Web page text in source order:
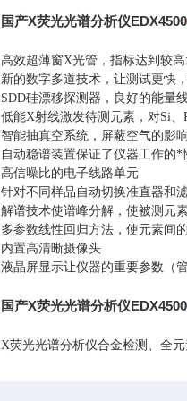
国产X荧光光谱分析仪
高效超薄窗X光管，指标达到较
新的数字多道技术，让测试更快
SDD硅漂移探测器，良好的能量
低能X射线激发待测元素，对Si
智能抽真空系统，屏蔽空气的影
自动稳谱装置保证了仪器工作的*
高信噪比的电子线路单元
针对不同样品自动切换准直器和
解谱技术使谱峰分解，使被测元
多参数线性回归方法，使元素间
内置高清晰摄像头
液晶屏显示让仪器的重要参数（
国产X荧光光谱分析仪
X荧光光谱分析仪合金检测、全